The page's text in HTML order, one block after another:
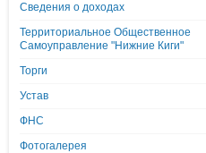
Сведения о доходах
Территориальное Общественное
Самоуправление "Нижние Киги"
Торги
Устав
ФНС
Фотогалерея